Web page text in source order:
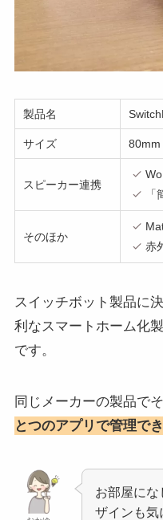
製品名
サイズ
スピーカー連携
そのほか
赤
スイッチボット製品に
利なスマートホーム化
です。
同じメーカーの製品で
とつのアプリで管理で
お部屋に
ザインも気